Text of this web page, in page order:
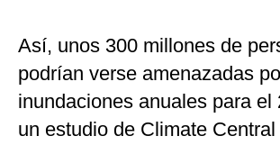
Así, unos 300 millones de
podrían verse amenazadas
inundaciones anuales para el
un estudio de Climate